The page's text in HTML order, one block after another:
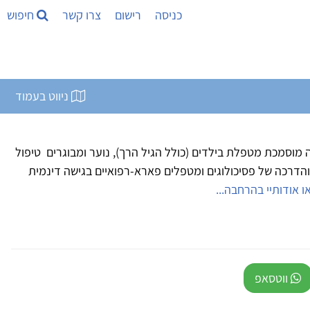
כניסה רישום צרו קשר חיפוש
ניווט בעמוד
מוסמכת מטפלת בילדים (כולל הגיל הרך), נוער ומבוגרים טיפול
של פסיכולוגים ומטפלים פארא-רפואיים בגישה דינמית
אודותיי בהרחבה...
ווטסאפ